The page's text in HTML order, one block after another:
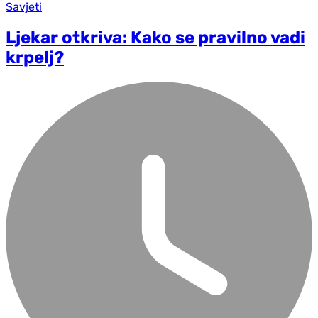
Savjeti
Ljekar otkriva: Kako se pravilno vadi
krpelj?